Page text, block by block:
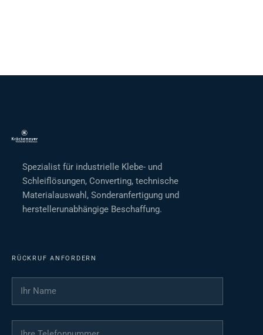
Spezialist für industrielle Klebe- und
Schleiflösungen, Converting, technische
Materialauswahl, Sonderanfertigung und
herstellerunabhängige Beschaffung.
RÜCKRUF ANFORDERN
Ihr Name
Ihre Telefonnummer